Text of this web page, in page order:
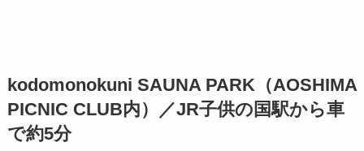
kodomonokuni SAUNA PARK（AOSHIMA
PICNIC CLUB内）／JR子供の国駅から車
で約5分